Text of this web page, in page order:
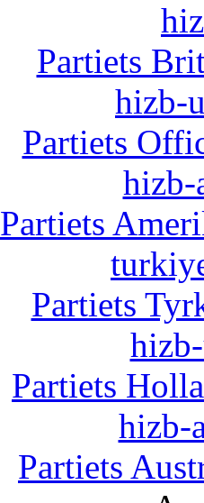
Partiets
hizb-
Partiets
hizb-
Partiets
Partiets
Partiets
hizb-
Partiets